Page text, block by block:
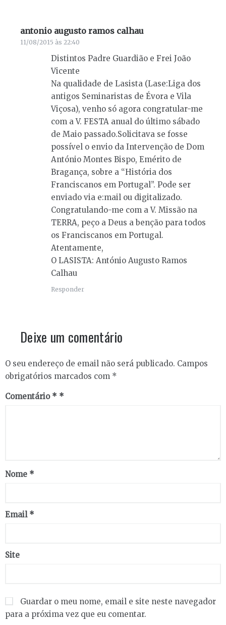
antonio augusto ramos calhau
11/08/2015 às 22:40
Distintos Padre Guardião e Frei João
Vicente
Na qualidade de Lasista (Lase:Liga dos
antigos Seminaristas de Évora e Vila
Viçosa), venho só agora congratular-me
com a V. FESTA anual do último sábado
de Maio passado.Solicitava se fosse
possível o envio da Intervenção de Dom
António Montes Bispo, Emérito de
Bragança, sobre a “História dos
Franciscanos em Portugal”. Pode ser
enviado via e:mail ou digitalizado.
Congratulando-me com a V. Missão na
TERRA, peço a Deus a benção para todos
os Franciscanos em Portugal.
Atentamente,
O LASISTA: António Augusto Ramos
Calhau
Responder
Deixe um comentário
O seu endereço de email não será publicado. Campos
obrigatórios marcados com *
Comentário *
Nome *
Email *
Site
Guardar o meu nome, email e site neste navegador
para a próxima vez que eu comentar.